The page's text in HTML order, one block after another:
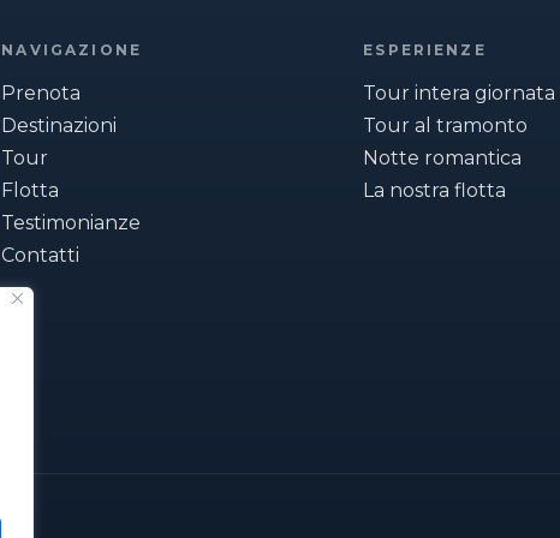
NAVIGAZIONE
Prenota
Destinazioni
Tour
Flotta
Testimonianze
Contatti
ESPERIENZE
Tour intera giornata
Tour al tramonto
Notte romantica
La nostra flotta